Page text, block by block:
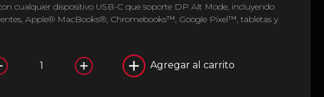
cualquier dispositivo USB-C que soporte DP Alt Mode, incluyendo
Apple® MacBooks®, Chromebooks™, Google Pixel™, tabletas y
Agregar al carrito